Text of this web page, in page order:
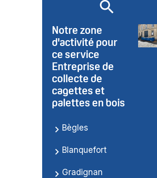
Notre zone
d'activité pour
ce service
Entreprise de
collecte de
cagettes et
palettes en bois
Bègles
Blanquefort
Gradignan